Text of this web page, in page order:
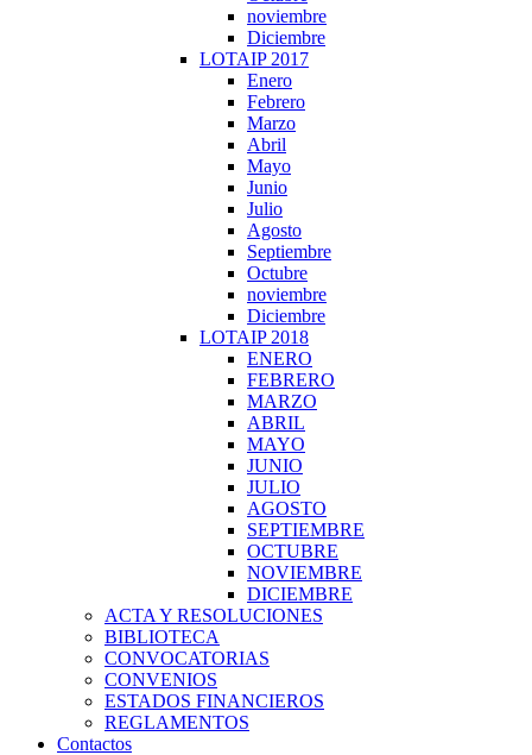
noviembre
Diciembre
LOTAIP 2017
Enero
Febrero
Marzo
Abril
Mayo
Junio
Julio
Agosto
Septiembre
Octubre
noviembre
Diciembre
LOTAIP 2018
ENERO
FEBRERO
MARZO
ABRIL
MAYO
JUNIO
JULIO
AGOSTO
SEPTIEMBRE
OCTUBRE
NOVIEMBRE
DICIEMBRE
ACTA Y RESOLUCIONES
BIBLIOTECA
CONVOCATORIAS
CONVENIOS
ESTADOS FINANCIEROS
REGLAMENTOS
Contactos